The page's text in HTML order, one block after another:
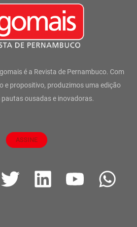
é a Revista de Pernambuco. Com
e propositivo, produzimos uma edição
ousadas e inovadoras.
ASSINE
T
L
Y
W